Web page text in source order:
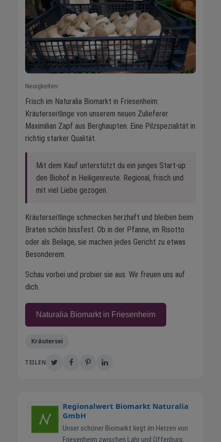
Neuigkeiten
Frisch im Naturalia Biomarkt in Friesenheim:
Kräuterseitlinge von unserem neuen Zulieferer
Maximilian Zapf aus Berghaupten. Eine Pilzspezialität in
richtig starker Qualität.
Mit dem Kauf unterstützt du ein junges Start-up:
den Biohof in Heiligenreute. Regional, frisch und
mit viel Liebe gezogen.
Kräuterseitlinge schmecken herzhaft und bleiben beim
Braten schön bissfest. Ob in der Pfanne, im Risotto
oder als Beilage, sie machen jedes Gericht zu etwas
Besonderem.
Schau vorbei und probier sie aus. Wir freuen uns auf
dich.
Naturalia Biomarkt in Friesenheim
Kräutersei
TEILEN
Regionalwert Biomarkt Naturalia
GmbH
Unser schöner Biomarkt liegt im Herzen von
Friesenheim zwischen Lahr und Offenburg.